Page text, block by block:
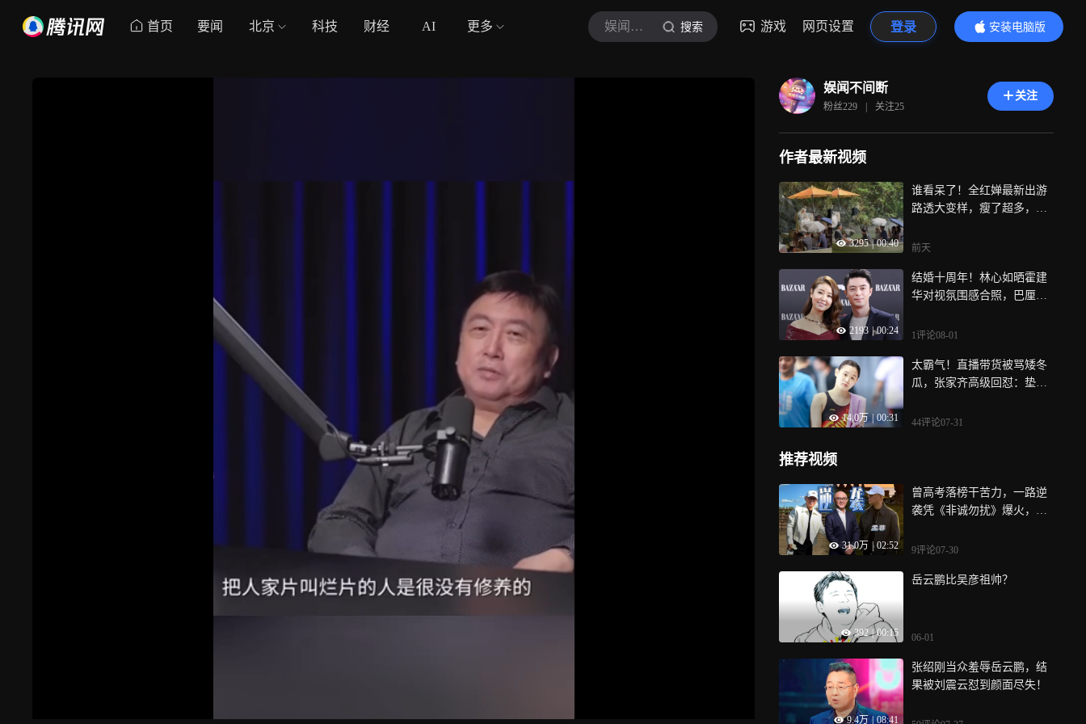
首页 要闻 北京 科技 财经 AI 更多 娱闻不间断 搜索 游戏 网页设置 登录
安装电脑版
内容更精彩
娱闻不间断
粉丝229 | 关注25
关注
作者最新视频
3295 | 00:40
谁看呆了！全红婵最新出游
路透大变样，瘦了超多，温
前天
2193 | 00:24
结婚十周年！林心如晒霍建
华对视氛围感合照，巴厘岛
1评论08-01
14.0万 00:31
太霸气！直播带货被骂矮冬
瓜，张家齐高级回怼：垫上
44评论07-31
推荐视频
31.0万 02:52
曾高考落榜干苦力，一路逆
袭凭《非诚勿扰》爆火，娶
圈内清流丨贵圈人物
9评论07-30
392 | 00:15
岳云鹏比吴彦祖帅？
06-01
9.4万 08:41
张绍刚当众羞辱岳云鹏，结
果被刘震云怼到颜面尽失！